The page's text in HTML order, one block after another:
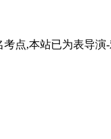
点,本站已为表导